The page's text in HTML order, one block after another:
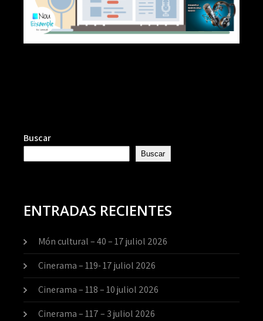
Buscar
Buscar
ENTRADAS RECIENTES
Món cultural – 40 – 17 juliol 2026
Cinerama – 119- 17 juliol 2026
Cinerama – 118 – 10 juliol 2026
Cinerama – 117 – 3 juliol 2026